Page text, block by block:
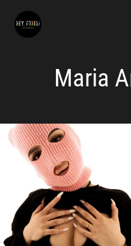
Maria